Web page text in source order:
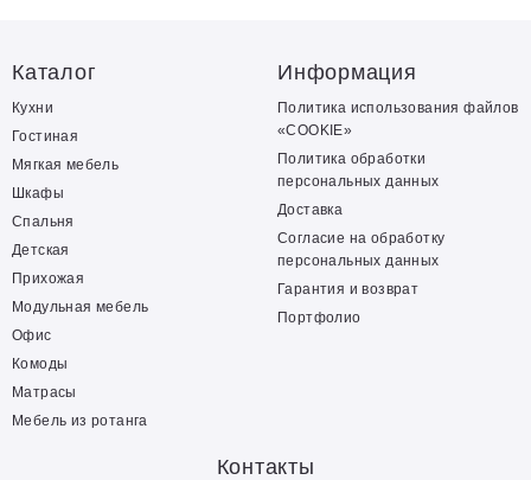
Каталог
Кухни
Гостиная
Мягкая мебель
Шкафы
Спальня
Детская
Прихожая
Модульная мебель
Офис
Комоды
Матрасы
Мебель из ротанга
Информация
Политика использования файлов
«COOKIE»
Политика обработки
персональных данных
Доставка
Согласие на обработку
персональных данных
Гарантия и возврат
Портфолио
Контакты